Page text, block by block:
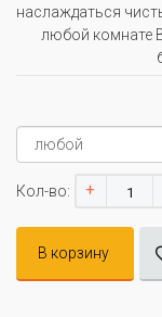
наслаждаться
любой комнате
Кол-во: +
В корзину